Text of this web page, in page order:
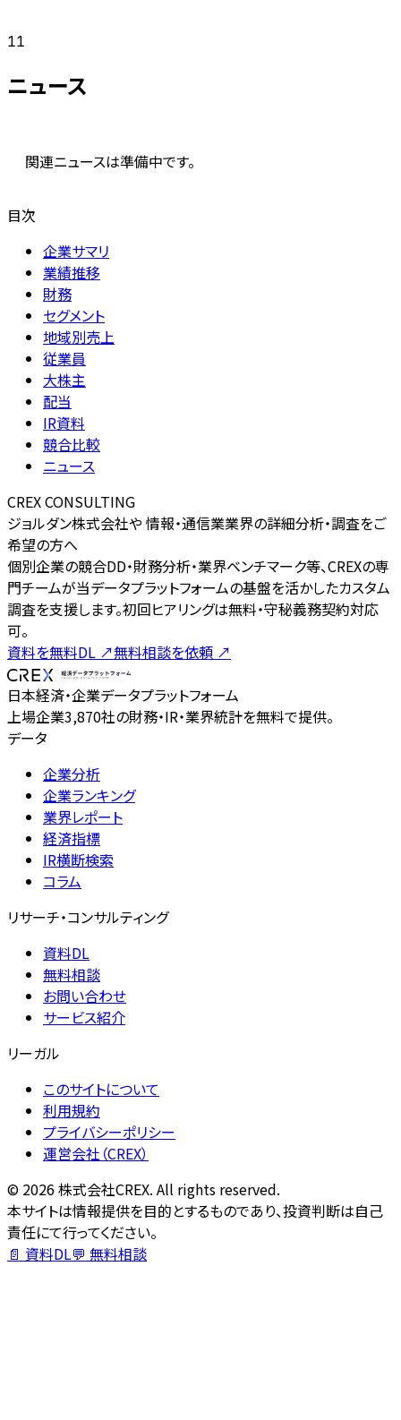
11
ニュース
関連ニュースは準備中です。
目次
企業サマリ
業績推移
財務
セグメント
地域別売上
従業員
大株主
配当
IR資料
競合比較
ニュース
CREX CONSULTING
ジョルダン株式会社や 情報・通信業業界の詳細分析・調査をご
希望の方へ
個別企業の競合DD・財務分析・業界ベンチマーク等、CREXの専
門チームが当データプラットフォームの基盤を活かしたカスタム
調査を支援します。初回ヒアリングは無料・守秘義務契約対応
可。
資料を無料DL ↗無料相談を依頼 ↗
日本経済・企業データプラットフォーム
上場企業3,870社の財務・IR・業界統計を無料で提供。
データ
企業分析
企業ランキング
業界レポート
経済指標
IR横断検索
コラム
リサーチ・コンサルティング
資料DL
無料相談
お問い合わせ
サービス紹介
リーガル
このサイトについて
利用規約
プライバシーポリシー
運営会社（CREX）
© 2026株式会社CREX. All rights reserved.
本サイトは情報提供を目的とするものであり、投資判断は自己
責任にて行ってください。
📄 資料DL💬 無料相談